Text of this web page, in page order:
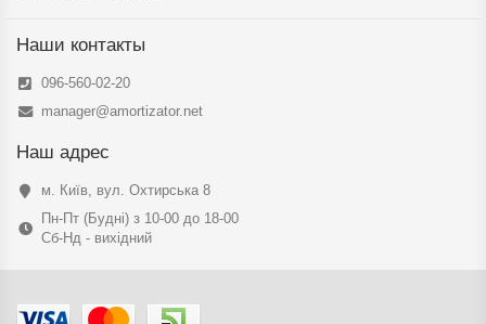
Наши контакты
096-560-02-20
manager@amortizator.net
Наш адрес
м. Київ, вул. Охтирська 8
Пн-Пт (Будні) з 10-00 до 18-00
Сб-Нд - вихідний